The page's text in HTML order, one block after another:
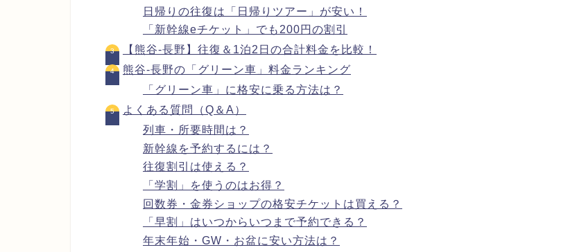
日帰りの往復は「日帰りツアー」が安い！
「新幹線eチケット」でも200円の割引
【熊谷-長野】往復＆1泊2日の合計料金を比較！
熊谷-長野の「グリーン車」料金ランキング
「グリーン車」に格安に乗る方法は？
よくある質問（Q＆A）
列車・所要時間は？
新幹線を予約するには？
往復割引は使える？
「学割」を使うのはお得？
回数券・金券ショップの格安チケットは買える？
「早割」はいつからいつまで予約できる？
年末年始・GW・お盆に安い方法は？